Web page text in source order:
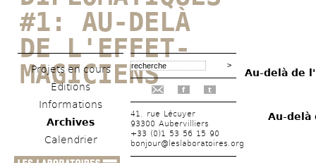
#1: AU-DELÀ
DE L'EFFET-
MAGICIENS
Projets en cours
Éditions
Informations
Archives
Calendrier
f t
41, rue Lécuyer
93300 Aubervilliers
+33 (0)1 53 56 15 90
bonjour@leslaboratoires.org
Au-delà de
Au-delà